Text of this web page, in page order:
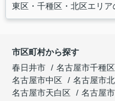
東区・千種区・北区エリ
市区町村から探す
春日井市
名古屋市千種区
名古屋市中区
名古屋市
名古屋市天白区
名古屋